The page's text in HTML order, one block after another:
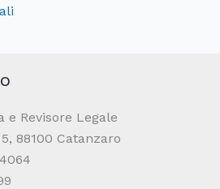
e Revi­sore Legale
88100 Catan­zaro